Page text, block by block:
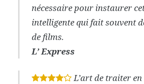
nécessaire pour instaurer
intelligente qui fait souvent
de films.
L’ Express
* * * * L’art de traiter en